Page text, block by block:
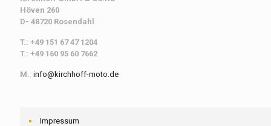
Höven 260
D- 48720 Rosendahl
T.: +49 151 67 47 1204
T.: +49 160 95 60 7662
M.: info@kirchhoff-moto.de
Impressum